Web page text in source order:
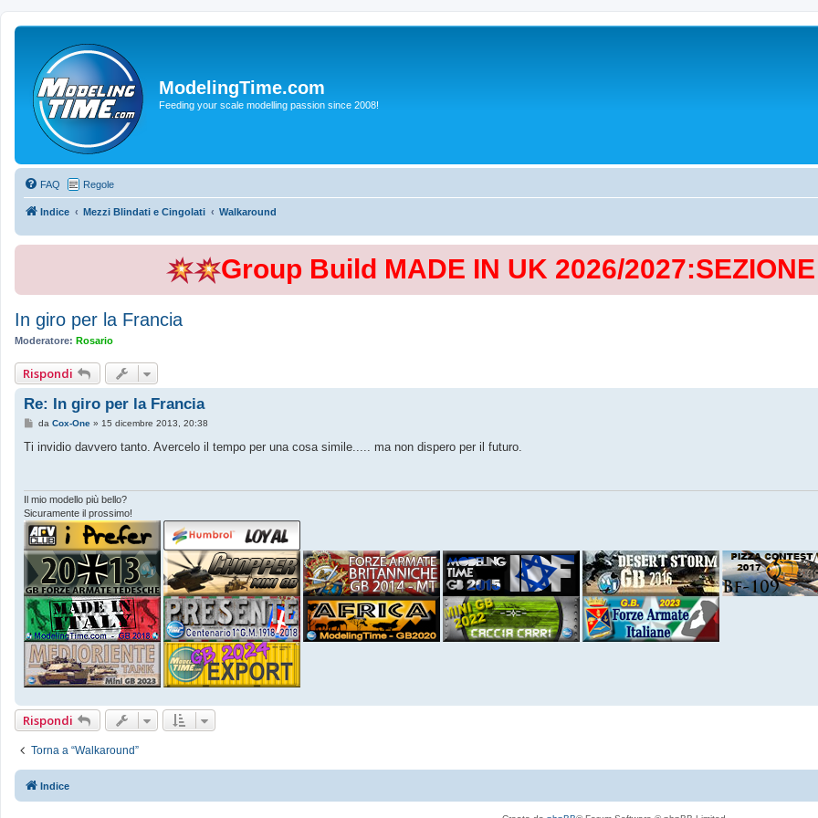
ModelingTime.com
Feeding your scale modelling passion since 2008!
FAQ Regole
Indice Mezzi Blindati e Cingolati Walkaround
Group Build MADE IN UK 2026/
In giro per la Francia
Moderatore: Rosario
Rispondi
Re: In giro per la Francia
M
s
i
o
da Cox-One» 15 dicembre 2013, 20:38
Ti invidio davvero tanto. Avercelo il tempo per una cosa simile..... ma non dispero per il futuro.
Il mio modello più bello?
Sicuramente il prossimo!
Rispondi
Torna a “Walkaround”
Indice